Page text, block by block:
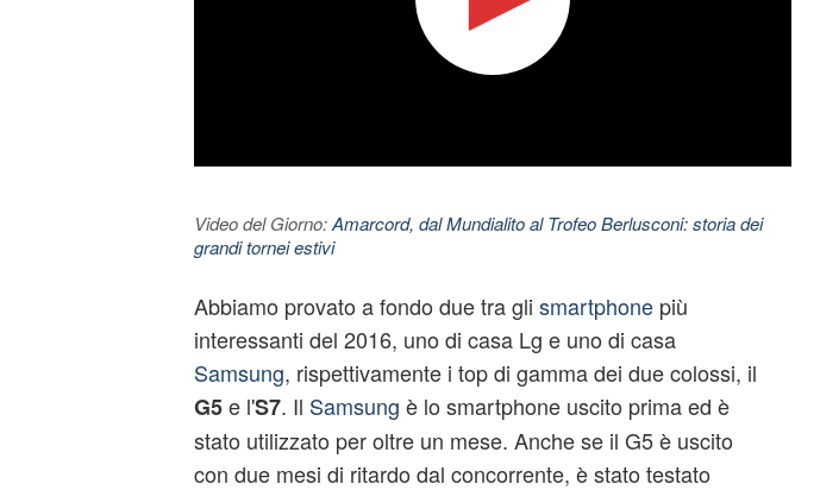
Video del Giorno:Amarcord, dal Mundialito al Trofeo Berlusconi: storia dei
grandi tornei estivi
Abbiamo provato a fondo due tra gli smartphonepiù
interessanti del 2016, uno di casa Lg e uno di casa
Samsung, rispettivamente i top di gamma dei due colossi, il
G5e l'S7. Il Samsung è lo smartphone uscito prima ed è
stato utilizzato per oltre un mese. Anche se il G5 è uscito
con due mesi di ritardo dal concorrente, è stato testato